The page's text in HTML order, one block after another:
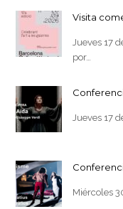
Visita
Jueves 17
por…
Jueves 17
Miércoles